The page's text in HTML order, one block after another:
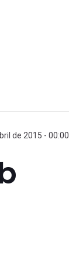
de 2015 - 00:00